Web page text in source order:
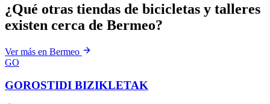
¿Qué otras tiendas de bicicletas y talleres
existen cerca de Bermeo?
Ver más en Bermeo
GO
GOROSTIDI BIZIKLETAK